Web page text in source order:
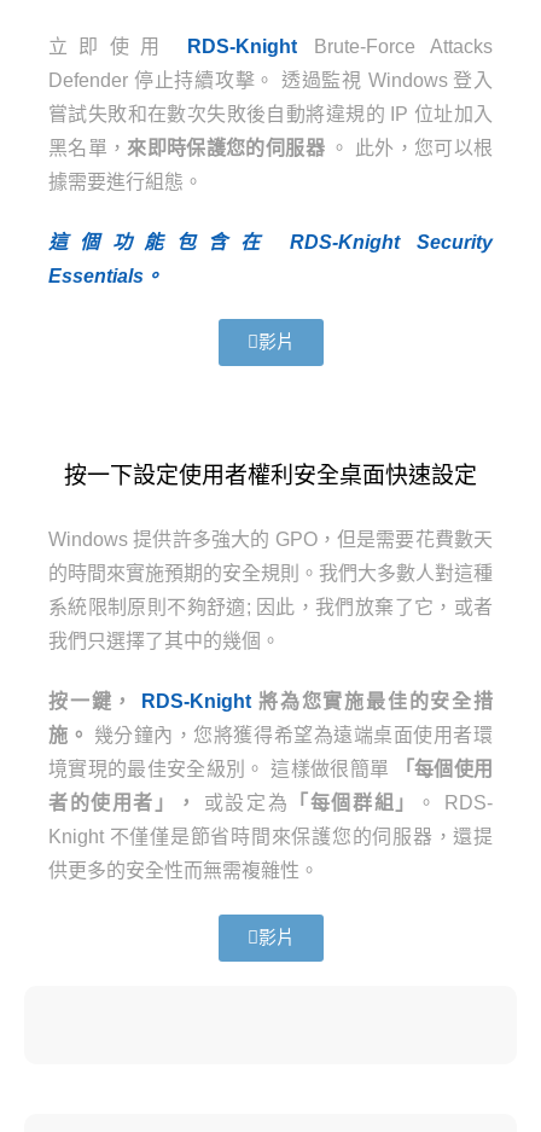
立即使用 RDS-Knight Brute-Force Attacks
Defender 停止持續攻擊。 透過監視 Windows 登入
嘗試失敗和在數次失敗後自動將違規的 IP 位址加入
黑名單， 來即時保護您的伺服器 。 此外，您可以根
據需要進行組態。
這個功能包含在 RDS-Knight Security
Essentials。
影片
按一下設定使用者權利安全桌面快速設定
Windows 提供許多強大的 GPO，但是需要花費數天
的時間來實施預期的安全規則。 我們大多數人對這種
系統限制原則不夠舒適; 因此，我們放棄了它，或者
我們只選擇了其中的幾個。
按一鍵， RDS-Knight 將為您實施最佳的安全措
施。 幾分鐘內，您將獲得希望為遠端桌面使用者環
境實現的最佳安全級別。 這樣做很簡單
「每個使用
者的使用者」， 或設定為 「每個群組」
。 RDS-
Knight 不僅僅是節省時間來保護您的伺服器，還提
供更多的安全性而無需複雜性。
影片